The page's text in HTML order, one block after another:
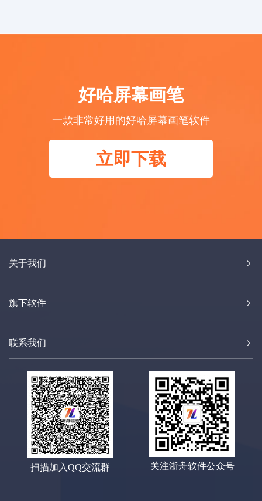
好哈屏幕画笔
一款非常好用的好哈屏幕画笔软件
立即下载
关于我们
旗下软件
联系我们
扫描加入QQ交流群 关注浙舟软件公众号